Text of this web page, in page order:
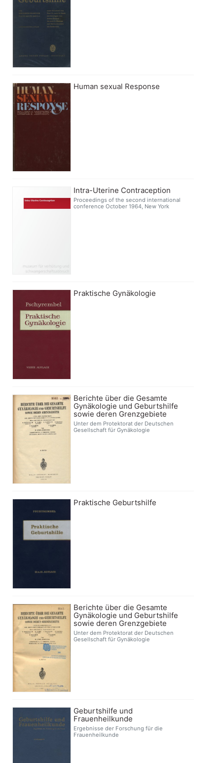
Human sexual Response
Intra-Uterine Contraception
Proceedings of the second international
conference October 1964, New York
Praktische Gynäkologie
Berichte über die Gesamte
Gynäkologie und Geburtshilfe
sowie deren Grenzgebiete
Unter dem Protektorat der Deutschen
Gesellschaft für Gynäkologie
Praktische Geburtshilfe
Berichte über die Gesamte
Gynäkologie und Geburtshilfe
sowie deren Grenzgebiete
Unter dem Protektorat der Deutschen
Gesellschaft für Gynäkologie
Geburtshilfe und
Frauenheilkunde
Ergebnisse der Forschung für die
Frauenheilkunde